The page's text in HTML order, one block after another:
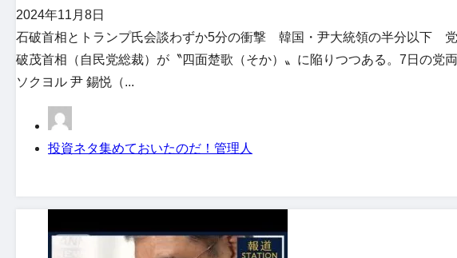
2024年11月8日
石破首相とトランプ氏会談わずか5分の衝撃 韓国・尹大統領の半分以下
破茂首相（自民党総裁）が〝四面楚歌（そか）〟に陥りつつある。7日の
ソクヨル 尹 錫悦（...
投資ネタ集めておいたのだ！管理人